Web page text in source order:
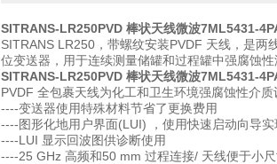
SITRANS-LR250PVD 棒状天线微波7ML5431-
SITRANS LR250，带螺纹安装PVDF 天线，是两
位变送器，用于连续测量储罐和过程罐中强腐蚀性
SITRANS-LR250PVD 棒状天线微波7ML5431-
PVDF 全包裹天线为化工和卫生环境强腐蚀性介质
----变送器使用特殊材料节省了更换费用
----图形化地用户界面(LUI) ，使用快速启动向导
----LUI 显示回波图供诊断使用
----25 GHz 高频和50 mm 过程连接/ 天线便于小